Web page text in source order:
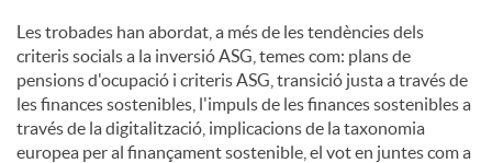
Les trobades han abordat, a més de les tendències dels
criteris socials a la inversió ASG, temes com: plans de
pensions d'ocupació i criteris ASG, transició justa a través de
les finances sostenibles, l'impuls de les finances sostenibles a
través de la digitalització, implicacions de la taxonomia
europea per al finançament sostenible, el vot en juntes com a